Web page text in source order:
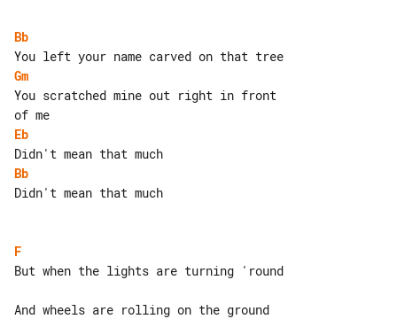
Bb
Gm
You scratched mine out right in front
Eb
Bb
Didn't mean that much
F
But when the lights are turning 'round